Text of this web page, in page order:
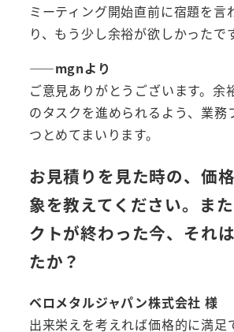
ミーティング開始直前に宿題を言
り、もう少し余裕が欲しかったで
――mgnより
ご意見ありがとうございます。余
のタスクを進められるよう、業務
つとめてまいります。
お見積りを見た時の、価
象を教えてください。ま
クトが終わった今、それ
たか？
ベロメタルジャパン株式会社 様
出来栄えを考えれば価格的に満足